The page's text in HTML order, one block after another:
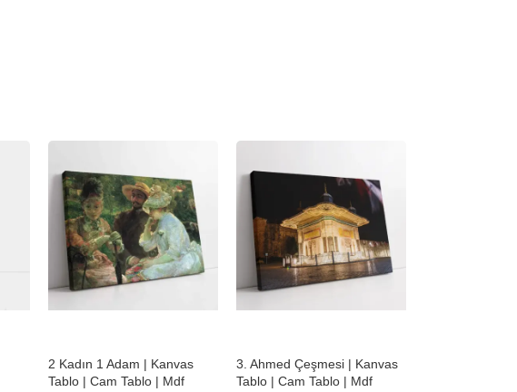
2 Kadın 1 Adam | Kanvas
Tablo | Cam Tablo | Mdf
3. Ahmed Çeşmesi | Kanvas
Tablo | Cam Tablo | Mdf